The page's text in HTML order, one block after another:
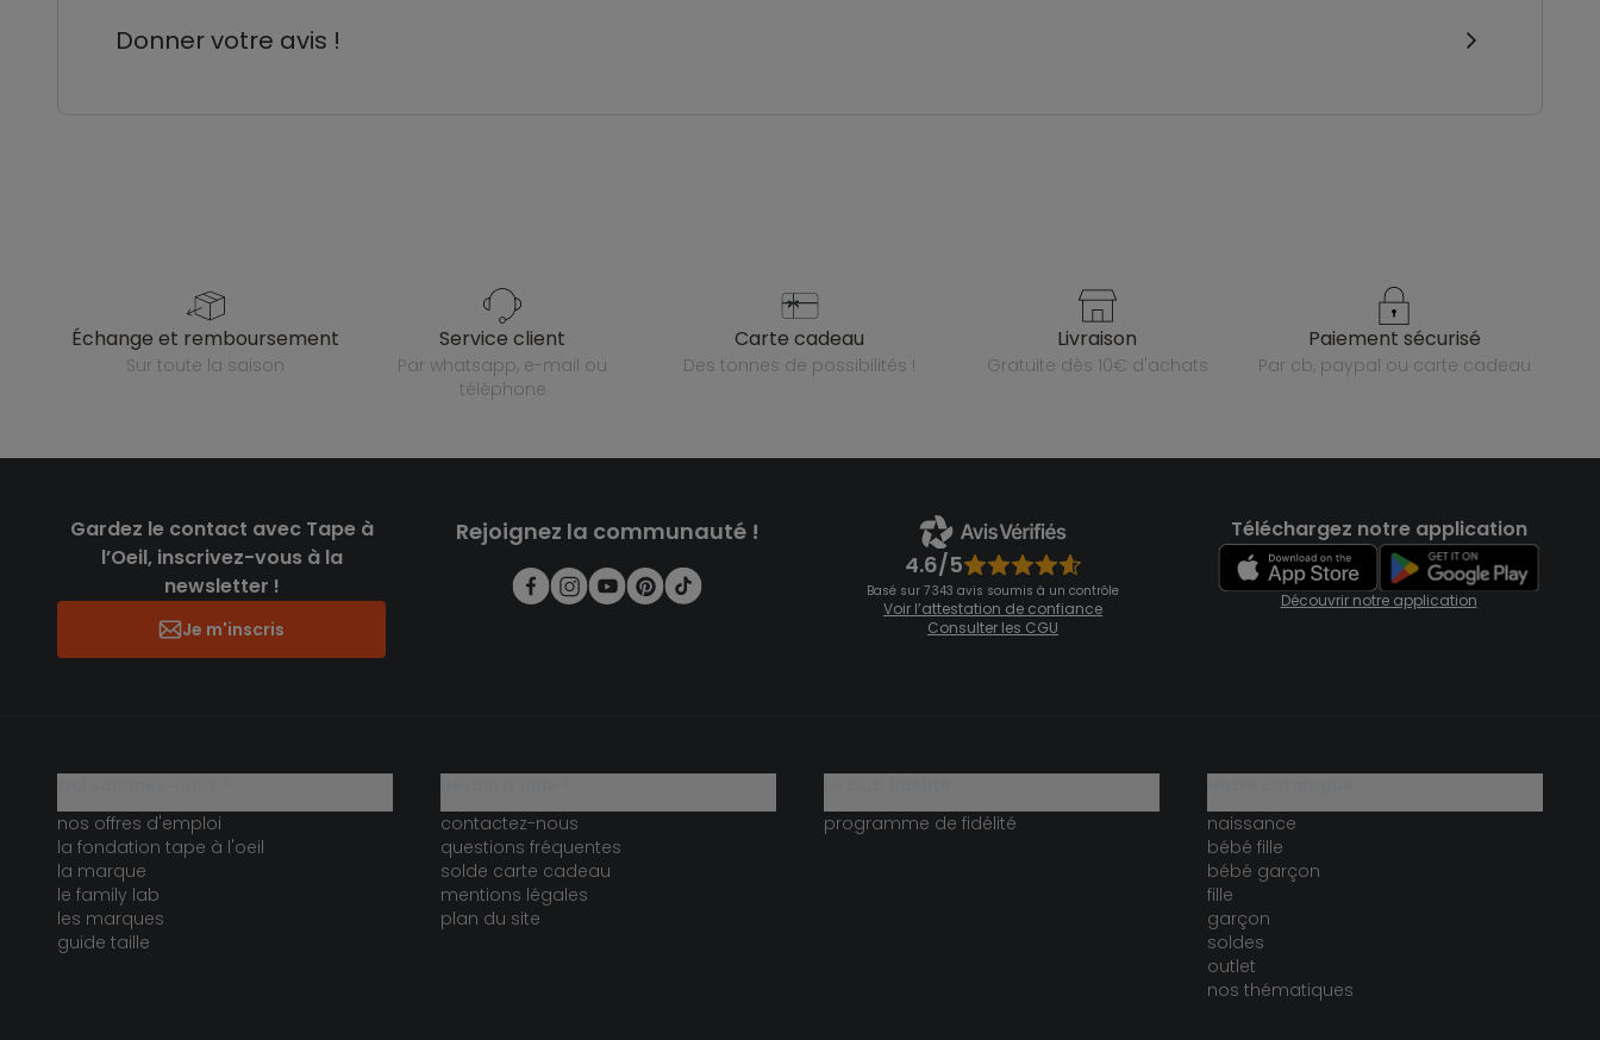
Donner votre avis !
échange et remboursement
sur toute la saison
service client
par whatsapp, e-mail ou
téléphone
carte cadeau
des tonnes de possibilités !
livraison
gratuite dès 10€ d'achats
paiement sécurisé
par cb, paypal ou carte cadeau
Gardez le contact avec Tape à
l’Oeil, inscrivez-vous à la
newsletter !
Je m'inscris
Rejoignez la communauté !
4.6/5
Basé sur 7 343 avis soumis à un contrôle
Voir l’attestation de confiance
Consulter les CGU
Téléchargez notre application
Découvrir notre application
nos offres d'emploi
la fondation tape à l'oeil
la marque
le family lab
les marques
guide taille
contactez-nous
questions fréquentes
solde carte cadeau
mentions légales
plan du site
programme de fidélité
naissance
bébé fille
bébé garçon
fille
garçon
soldes
outlet
nos thématiques